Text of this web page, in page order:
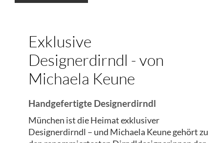
Exklusive
Designerdirndl - von
Michaela Keune
Handgefertigte Designerdirndl
München ist die Heimat exklusiver
Designerdirndl – und Michaela Keune gehört zu